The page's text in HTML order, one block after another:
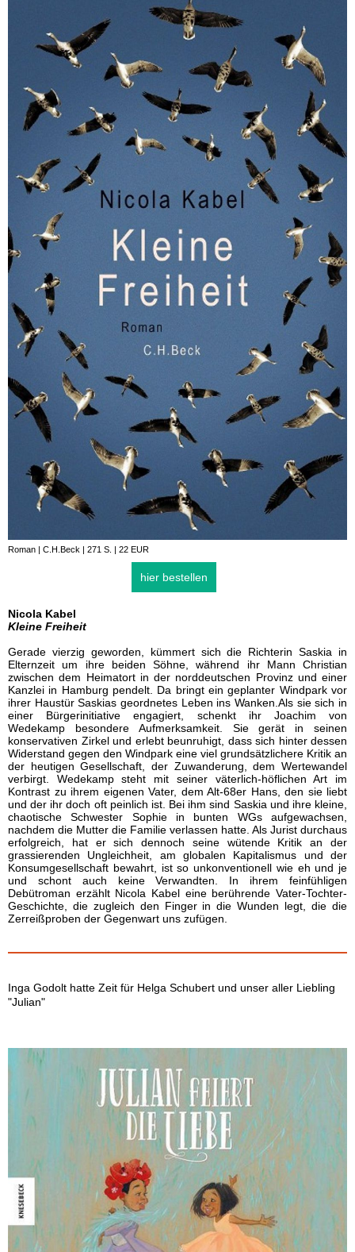
Roman | C.H.Beck | 271 S. | 22 EUR
hier bestellen
Nicola Kabel
Kleine Freiheit
Gerade vierzig geworden, kümmert sich die Richterin Saskia in
Elternzeit um ihre beiden Söhne, während ihr Mann Christian
zwischen dem Heimatort in der norddeutschen Provinz und einer
Kanzlei in Hamburg pendelt. Da bringt ein geplanter Windpark vor
ihrer Haustür Saskias geordnetes Leben ins Wanken.Als sie sich in
einer Bürgerinitiative engagiert, schenkt ihr Joachim von
Wedekamp besondere Aufmerksamkeit. Sie gerät in seinen
konservativen Zirkel und erlebt beunruhigt, dass sich hinter dessen
Widerstand gegen den Windpark eine viel grundsätzlichere Kritik an
der heutigen Gesellschaft, der Zuwanderung, dem Wertewandel
verbirgt. Wedekamp steht mit seiner väterlich-höflichen Art im
Kontrast zu ihrem eigenen Vater, dem Alt-68er Hans, den sie liebt
und der ihr doch oft peinlich ist. Bei ihm sind Saskia und ihre kleine,
chaotische Schwester Sophie in bunten WGs aufgewachsen,
nachdem die Mutter die Familie verlassen hatte. Als Jurist durchaus
erfolgreich, hat er sich dennoch seine wütende Kritik an der
grassierenden Ungleichheit, am globalen Kapitalismus und der
Konsumgesellschaft bewahrt, ist so unkonventionell wie eh und je
und schont auch keine Verwandten. In ihrem feinfühligen
Debütroman erzählt Nicola Kabel eine berührende Vater-Tochter-
Geschichte, die zugleich den Finger in die Wunden legt, die die
Zerreißproben der Gegenwart uns zufügen.
Inga Godolt hatte Zeit für Helga Schubert und unser aller Liebling
"Julian"